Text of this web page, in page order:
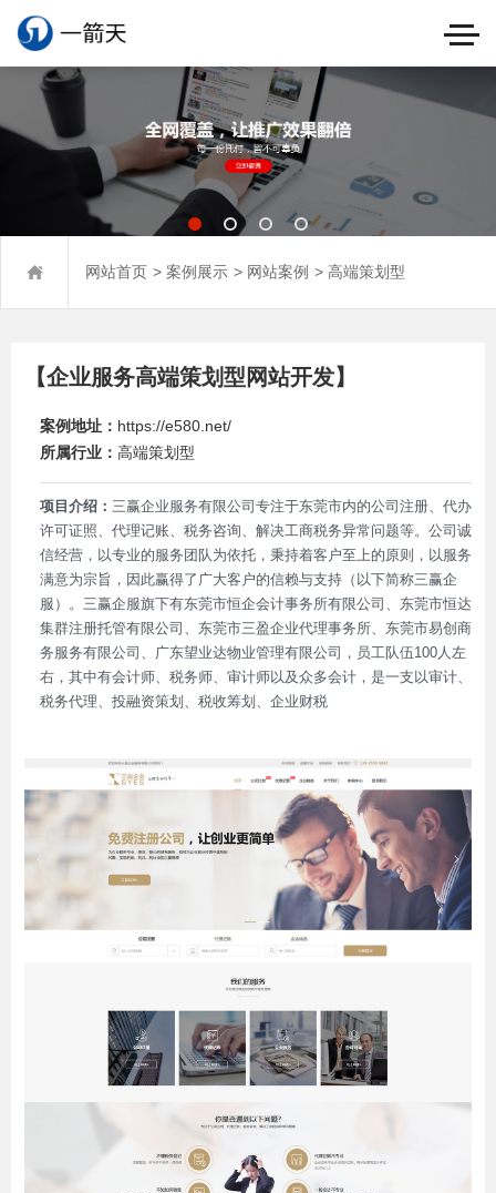
网站首页 > 案例展示 > 网站案例 > 高端策划型
【企业服务高端策划型网站开发】
案例地址： https://e580.net/
所属行业： 高端策划型
项目介绍： 三赢企业服务有限公司专注于东莞市内的公司注册、代办
许可证照、代理记账、税务咨询、解决工商税务异常问题等。公司诚
信经营，以专业的服务团队为依托，秉持着客户至上的原则，以服务
满意为宗旨，因此赢得了广大客户的信赖与支持（以下简称三赢企
服）。三赢企服旗下有东莞市恒企会计事务所有限公司、东莞市恒达
集群注册托管有限公司、东莞市三盈企业代理事务所、东莞市易创商
务服务有限公司、广东望业达物业管理有限公司，员工队伍100人左
右，其中有会计师、税务师、审计师以及众多会计，是一支以审计、
税务代理、投融资策划、税收筹划、企业财税